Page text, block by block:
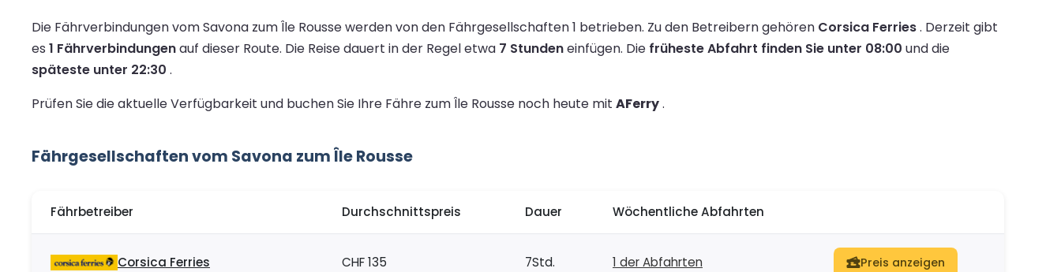
Die Fährverbindungen vom Savona zum Île Rousse werden von den Fährgesellschaften 1 betrieben. Zu den Betreibern gehören Corsica Ferries. Derzeit gibt
es 1 Fährverbindungenauf dieser Route. Die Reise dauert in der Regel etwa 7 Stundeneinfügen. Die früheste Abfahrt finden Sie unter 08:00 und die
späteste unter 22:30 .
Prüfen Sie die aktuelle Verfügbarkeit und buchen Sie Ihre Fähre zum Île Rousse noch heute mit AFerry.
Fährgesellschaften vom Savona zum Île Rousse
Fährbetreiber Durchschnittspreis Dauer Wöchentliche Abfahrten
Corsica Ferries CHF 135 7Std. 1 der Abfahrten Preis anzeigen